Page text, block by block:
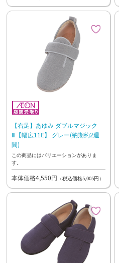
【右足】あゆみ ダブルマジック
Ⅲ【幅広11E】 グレー(納期約2週
間)
この商品にはバリエーションがありま
す。
本体価格4,550円 （税込価格5,005円）